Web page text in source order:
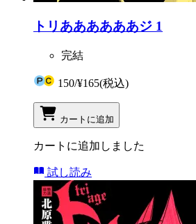
トリああああああジ 1
完結
150/¥165(税込)
カートに追加
カートに追加しました
試し読み